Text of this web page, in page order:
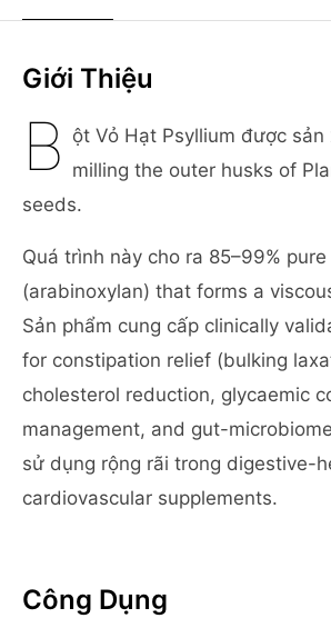
Giới Thiệu
B ột Vỏ Hạt Psyllium được sản
milling the outer husks of
seeds.
Quá trình này cho ra 85–99%
(arabinoxylan) that forms a
Sản phẩm cung cấp clinically
for constipation relief (bulking
cholesterol reduction, glycaemic
management, and gut-
sử dụng rộng rãi trong digestive-
cardiovascular supplements.
Công Dụng